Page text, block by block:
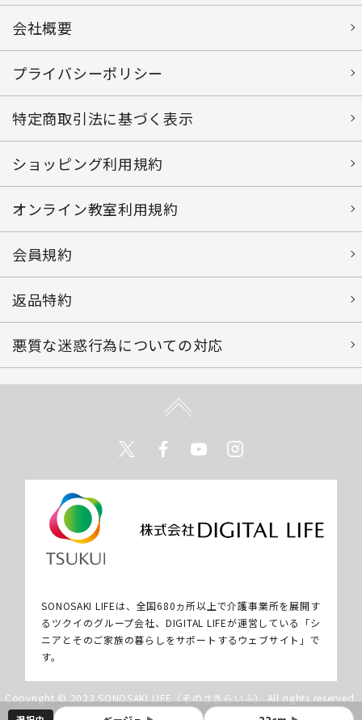
会社概要
プライバシーポリシー
特定商取引法に基づく表示
ショッピング利用規約
オンライン教室利用規約
会員規約
返品特約
悪質な迷惑行為についての対応
TwitterFacebookYoutube
SONOSAKI LIFEは、全国680ヵ所以上で介護事業所を展開す
るツクイのグループ会社、DIGITAL LIFEが運営している「シ
ニアとそのご家族の暮らしをサポートするウェブサイト」で
す。
Copyright © 2022 SONOSAKI LIFE（そのさきらいふ） All rights reserved.